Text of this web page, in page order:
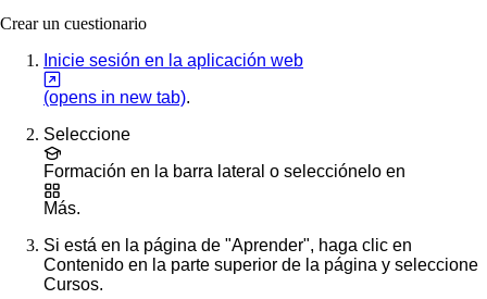
Crear un cuestionario
Inicie sesión en la aplicación web
(opens in new tab).
Seleccione
Formación en la barra lateral o selecciónelo en
Más.
Si está en la página de "Aprender", haga clic en
Contenido en la parte superior de la página y seleccione
Cursos.